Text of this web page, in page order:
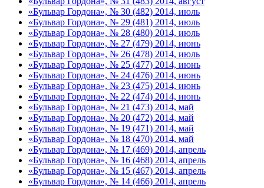
«Бульвар Гордона», № 30 (482) 2014, июль
«Бульвар Гордона», № 29 (481) 2014, июль
«Бульвар Гордона», № 28 (480) 2014, июль
«Бульвар Гордона», № 27 (479) 2014, июнь
«Бульвар Гордона», № 26 (478) 2014, июль
«Бульвар Гордона», № 25 (477) 2014, июнь
«Бульвар Гордона», № 24 (476) 2014, июнь
«Бульвар Гордона», № 23 (475) 2014, июнь
«Бульвар Гордона», № 22 (474) 2014, июнь
«Бульвар Гордона», № 21 (473) 2014, май
«Бульвар Гордона», № 20 (472) 2014, май
«Бульвар Гордона», № 19 (471) 2014, май
«Бульвар Гордона», № 18 (470) 2014, май
«Бульвар Гордона», № 17 (469) 2014, апрель
«Бульвар Гордона», № 16 (468) 2014, апрель
«Бульвар Гордона», № 15 (467) 2014, апрель
«Бульвар Гордона», № 14 (466) 2014, апрель